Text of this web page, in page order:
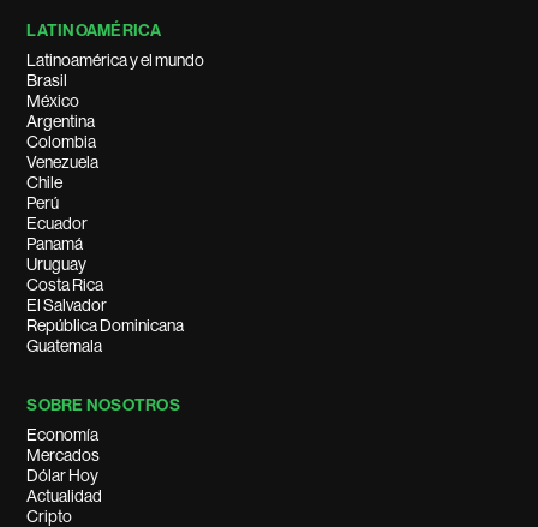
LATINOAMÉRICA
Latinoamérica y el mundo
Brasil
México
Argentina
Colombia
Venezuela
Chile
Perú
Ecuador
Panamá
Uruguay
Costa Rica
El Salvador
República Dominicana
Guatemala
SOBRE NOSOTROS
Economía
Mercados
Dólar Hoy
Actualidad
Cripto